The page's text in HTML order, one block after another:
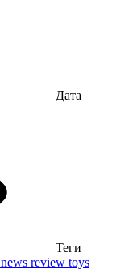
Дата
Теги
news review toys